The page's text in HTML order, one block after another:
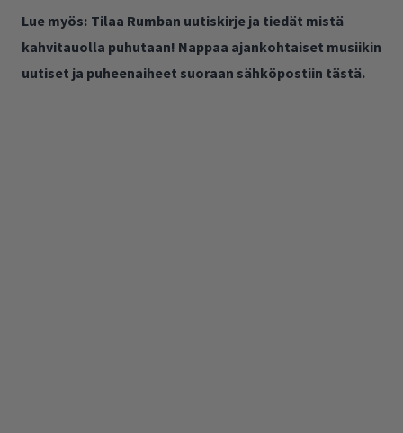
Lue myös: Tilaa Rumban uutiskirje ja tiedät mistä
kahvitauolla puhutaan! Nappaa ajankohtaiset musiikin
uutiset ja puheenaiheet suoraan sähköpostiin tästä.